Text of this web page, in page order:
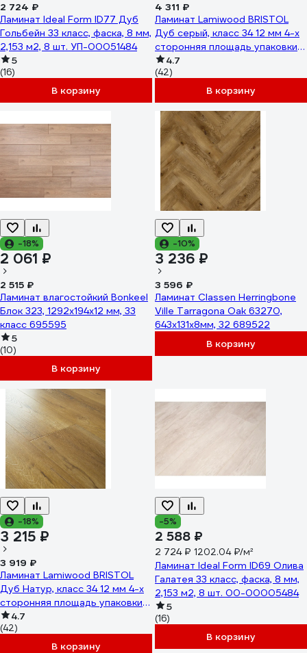
2 724 ₽
Ламинат Ideal Form ID77 Дуб
Гольбейн 33 класс, фаска, 8 мм,
2,153 м2, 8 шт. УП-00051484
5
(16)
В корзину
4 311 ₽
Ламинат Lamiwood BRISTOL
Дуб серый, класс 34 12 мм 4-х
сторонняя площадь упаковки
1,75 кв.м 2414
4.7
(42)
В корзину
-18%
2 061 ₽
2 515 ₽
Ламинат влагостойкий Bonkeel
Блок 323, 1292x194x12 мм, 33
класс 695595
5
(10)
В корзину
-10%
3 236 ₽
3 596 ₽
Ламинат Classen Herringbone
Ville Tarragona Oak 63270,
643x131х8мм, 32 689522
В корзину
-18%
3 215 ₽
3 919 ₽
Ламинат Lamiwood BRISTOL
Дуб Натур, класс 34 12 мм 4-х
сторонняя площадь упаковки
1,75 кв.м 2413
4.7
(42)
В корзину
-5%
2 588 ₽
2 724 ₽ 1202.04 ₽/м²
Ламинат Ideal Form ID69 Олива
Галатея 33 класс, фаска, 8 мм,
2,153 м2, 8 шт. 00-00005484
5
(16)
В корзину